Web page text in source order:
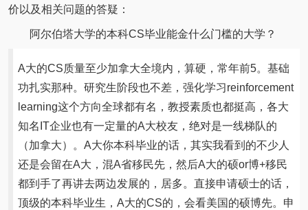
价以及相关问题的答疑：
阿尔伯塔大学的本科CS毕业能金什么门槛的大学？
A大的CS质量至少加拿大全境内，算硬，常年前5。基础
功扎实那种。研究生阶段也不差，强化学习reinforcement
learning这个方向全球都有名，教授素质也都挺高，各大
知名IT企业也有一定量的A大校友，绝对是一线梯队的
（加拿大）。A大你本科毕业的话，其实我看到的不少人
还是会留在A大，混A省移民先，然后A大的硕or博+移民
都到手了再讲去两边发展的，居多。直接申请硕士的话，
顶级的本科毕业生，A大的CS的，会看美国的硕博先。申